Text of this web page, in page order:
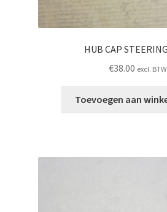
HUB CAP
€38.00 excl. BTW
Toevoegen aan